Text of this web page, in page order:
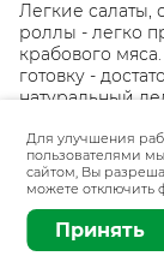
Легкие салаты,
роллы - легко
крабового
готовку -
натуральный
кусочки
великолепным
без лишнего
400 гр
Для улучшения
пользователями
сайтом, Вы
можете отключить
Принять